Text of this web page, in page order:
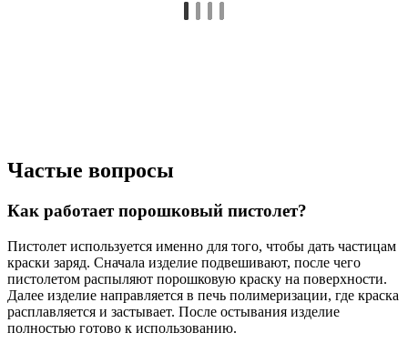
Частые вопросы
Как работает порошковый пистолет?
Пистолет используется именно для того, чтобы дать частицам
краски заряд. Сначала изделие подвешивают, после чего
пистолетом распыляют порошковую краску на поверхности.
Далее изделие направляется в печь полимеризации, где краска
расплавляется и застывает. После остывания изделие
полностью готово к использованию.